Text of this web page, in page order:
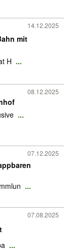
14.12.2025
mit
H ...
08.12.2025
...
07.12.2025
...
07.08.2025
...